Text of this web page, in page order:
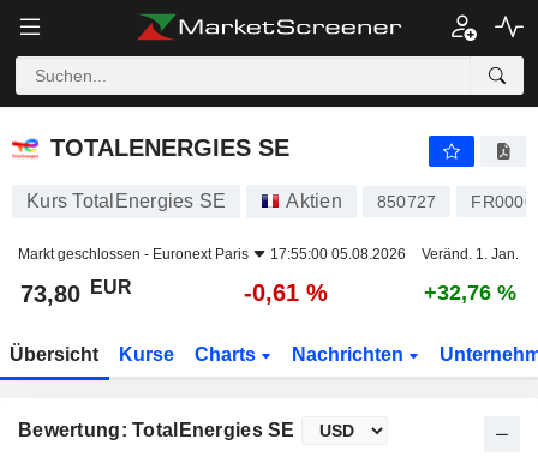
TOTALENERGIES SE
TOTALENERGIES SE
Kurs TotalEnergies SE Aktien 850727
Markt geschlossen - Euronext Paris 17:55:00 05.08.2026 Veränd. 1. Jan.
73,80 EUR -0,61 % +32,76 %
Übersicht Kurse Charts Nachrichten
Bewertung: TotalEnergies SE